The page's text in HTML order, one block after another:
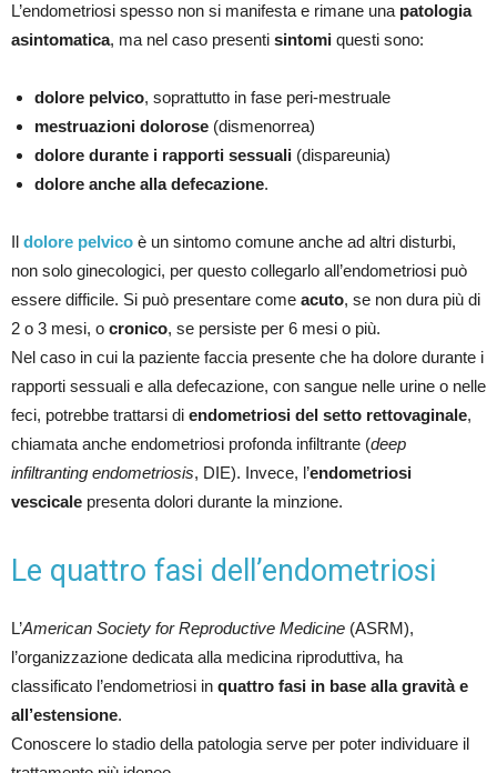
L’endometriosi spesso non si manifesta e rimane una patologia
asintomatica, ma nel caso presenti sintomi questi sono:
dolore pelvico, soprattutto in fase peri-mestruale
mestruazioni dolorose (dismenorrea)
dolore durante i rapporti sessuali (dispareunia)
dolore anche alla defecazione.
Il dolore pelvico è un sintomo comune anche ad altri disturbi,
non solo ginecologici, per questo collegarlo all’endometriosi può
essere difficile. Si può presentare come acuto, se non dura più di
2 o 3 mesi, o cronico, se persiste per 6 mesi o più.
Nel caso in cui la paziente faccia presente che ha dolore durante i
rapporti sessuali e alla defecazione, con sangue nelle urine o nelle
feci, potrebbe trattarsi di endometriosi del setto rettovaginale,
chiamata anche endometriosi profonda infiltrante (deep
infiltranting endometriosis, DIE). Invece, l’endometriosi
vescicale presenta dolori durante la minzione.
Le quattro fasi dell’endometriosi
L’American Society for Reproductive Medicine (ASRM),
l’organizzazione dedicata alla medicina riproduttiva, ha
classificato l’endometriosi in quattro fasi in base alla gravità e
all’estensione.
Conoscere lo stadio della patologia serve per poter individuare il